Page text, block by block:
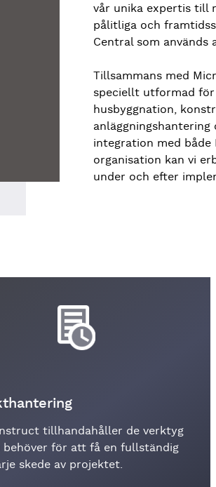
vår unika expertis till
pålitliga och
Central som används
Tillsammans med
speciellt utformad för
husbyggnation,
integration med
organisation kan vi
under och efter
tillhandahåller de verktyg
behöver för att få en fullständig
skede av projektet.